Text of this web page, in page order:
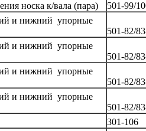
носка к/вала (пара)
501-99/
и нижний упорные
501-82/
и нижний упорные
501-82/
и нижний упорные
501-82/
и нижний упорные
501-82/
301-106